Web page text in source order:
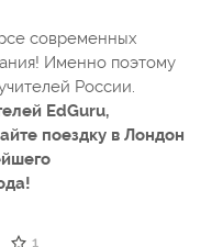
современных
Именно поэтому
России.
EdGuru,
поездку в Лондон
1